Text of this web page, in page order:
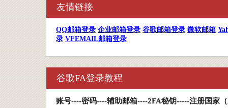
友情链接
QQ邮箱登录 企业邮箱登录 谷歌邮箱登录 微软邮箱
录 VFEMAIL邮箱登录
谷歌FA登录教程
账号----密码----辅助邮箱----2FA秘钥-----注册国家